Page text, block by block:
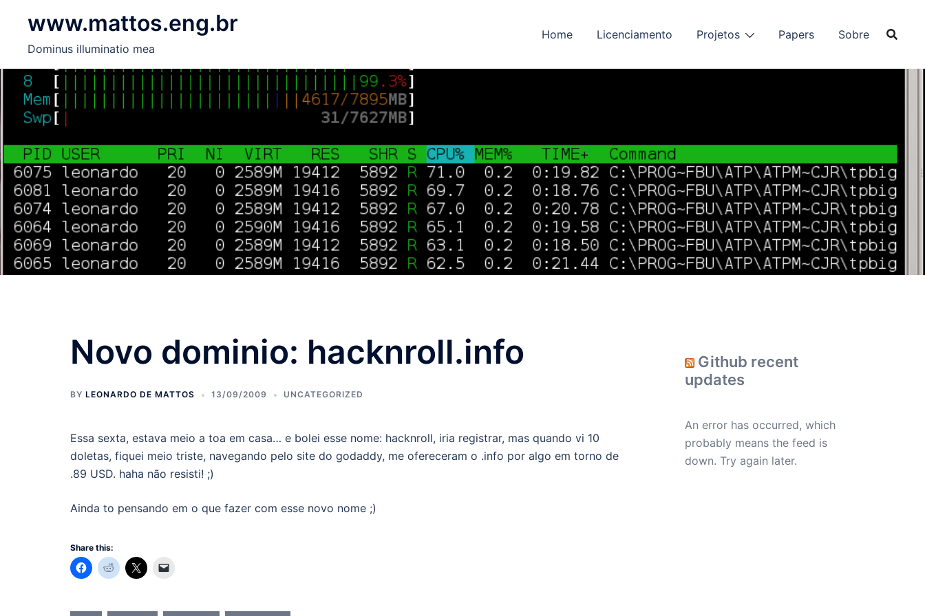
content
www.mattos.eng.br
Dominus illuminatio mea
Home Licenciamento Projetos Papers Sobre
Novo dominio: hacknroll.info
BY LEONARDO DE MATTOS 13/09/2009 UNCATEGORIZED
Essa sexta, estava meio a toa em casa… e bolei esse nome: hacknroll, iria registrar, mas quando vi 10
doletas, fiquei meio triste, navegando pelo site do godaddy, me ofereceram o .info por algo em torno de
.89 USD. haha não resisti! ;)
Ainda to pensando em o que fazer com esse novo nome ;)
Share this:
Github recent
updates
An error has occurred, which
probably means the feed is
down. Try again later.